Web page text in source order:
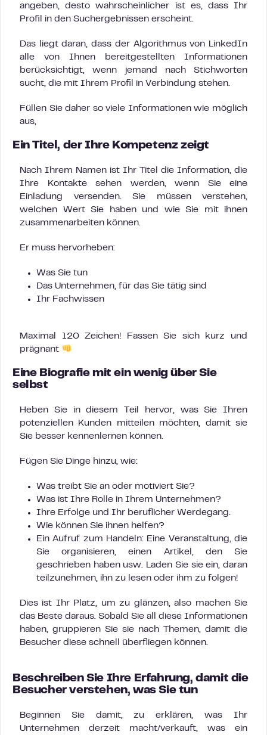
angeben, desto wahrscheinlicher ist es, dass Ihr
Profil in den Suchergebnissen erscheint.
Das liegt daran, dass der Algorithmus von LinkedIn
alle von Ihnen bereitgestellten Informationen
berücksichtigt, wenn jemand nach Stichworten
sucht, die mit Ihrem Profil in Verbindung stehen.
Füllen Sie daher so viele Informationen wie möglich
aus,
Ein Titel, der Ihre Kompetenz zeigt
Nach Ihrem Namen ist Ihr Titel die Information, die
Ihre Kontakte sehen werden, wenn Sie eine
Einladung versenden. Sie müssen verstehen,
welchen Wert Sie haben und wie Sie mit ihnen
zusammenarbeiten können.
Er muss hervorheben:
Was Sie tun
Das Unternehmen, für das Sie tätig sind
Ihr Fachwissen
Maximal 120 Zeichen! Fassen Sie sich kurz und
prägnant
Eine Biografie mit ein wenig über Sie
selbst
Heben Sie in diesem Teil hervor, was Sie Ihren
potenziellen Kunden mitteilen möchten, damit sie
Sie besser kennenlernen können.
Fügen Sie Dinge hinzu, wie:
Was treibt Sie an oder motiviert Sie?
Was ist Ihre Rolle in Ihrem Unternehmen?
Ihre Erfolge und Ihr beruflicher Werdegang.
Wie können Sie ihnen helfen?
Ein Aufruf zum Handeln: Eine Veranstaltung, die
Sie organisieren, einen Artikel, den Sie
geschrieben haben usw. Laden Sie sie ein, daran
teilzunehmen, ihn zu lesen oder ihm zu folgen!
Dies ist Ihr Platz, um zu glänzen, also machen Sie
das Beste daraus. Sobald Sie all diese Informationen
haben, gruppieren Sie sie nach Themen, damit die
Besucher diese schnell überfliegen können.
Beschreiben Sie Ihre Erfahrung, damit die
Besucher verstehen, was Sie tun
Beginnen Sie damit, zu erklären, was Ihr
Unternehmen derzeit macht/verkauft, was ein